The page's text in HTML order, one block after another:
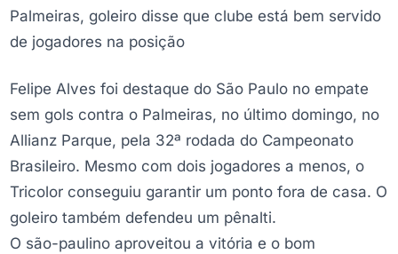
Palmeiras, goleiro disse que clube está bem servido
de jogadores na posição
Felipe Alves foi destaque do São Paulo no empate
sem gols contra o Palmeiras, no último domingo, no
Allianz Parque, pela 32ª rodada do Campeonato
Brasileiro. Mesmo com dois jogadores a menos, o
Tricolor conseguiu garantir um ponto fora de casa. O
goleiro também defendeu um pênalti.
O são-paulino aproveitou a vitória e o bom